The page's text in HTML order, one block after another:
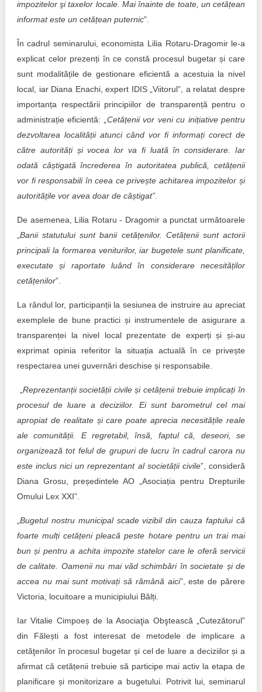
impozitelor şi taxelor locale. Mai înainte de toate, un cetățean
informat este un cetățean puternic”.
În cadrul seminarului, economista Lilia Rotaru-Dragomir le-a
explicat celor prezenți în ce constă procesul bugetar și care
sunt modalitățile de gestionare eficientă a acestuia la nivel
local, iar Diana Enachi, expert IDIS „Viitorul”, a relatat despre
importanța respectării principiilor de transparență pentru o
administrație eficientă:
„Cetățenii vor veni cu inițiative pentru
dezvoltarea localității atunci când vor fi informați corect de
către autorități și vocea lor va fi luată în considerare. Iar
odată câștigată încrederea în autoritatea publică, cetățenii
vor fi responsabili în ceea ce privește achitarea impozitelor și
autoritățile vor avea doar de câștigat”.
De asemenea, Lilia Rotaru - Dragomir a punctat următoarele
Banii statutului sunt banii cetățenilor. Cetățenii sunt actorii
principali la formarea veniturilor, iar bugetele sunt planificate,
executate și raportate luând în considerare necesităților
cetățenilor”.
La rândul lor, participanții la sesiunea de instruire au apreciat
exemplele de bune practici și instrumentele de asigurare a
transparenței la nivel local prezentate de experți și și-au
exprimat opinia referitor la situația actuală în ce privește
respectarea unei guvernări deschise și responsabile.
Reprezentanții societății civile și cetățenii trebuie implicați în
procesul de luare a deciziilor. Ei sunt barometrul cel mai
apropiat de realitate și care poate aprecia necesitățile reale
ale comunității. E regretabil, însă, faptul că, deseori, se
organizează tot felul de grupuri de lucru în cadrul carora nu
este inclus nici un reprezentant al societății civile”, consideră
Diana Grosu, președintele AO „Asociația pentru Drepturile
Omului Lex XXI”.
Bugetul nostru municipal scade vizibil din cauza faptului că
foarte mulți cetățeni pleacă peste hotare pentru un trai mai
bun și pentru a achita impozite statelor care le oferă servicii
de calitate. Oamenii nu mai văd schimbări în societate și de
accea nu mai sunt motivați să rămână aici”, este de părere
Victoria, locuitoare a municipiului Bălți.
Iar Vitalie Cimpoeș de la Asociaţia Obştească „Cutezătorul”
din Fălești a fost interesat de metodele de implicare a
cetăţenilor în procesul bugetar și cel de luare a deciziilor și a
afirmat că cetățenii trebuie să participe mai activ la etapa de
planificare și monitorizare a bugetului. Potrivit lui, seminarul